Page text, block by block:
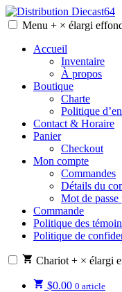
Skip
to
Distribution Diecast64
Une passion, un mode de
Menu + × élargi
Accueil
Inventaire
À propos
Boutique
Charte
Politique
Contact & Horaire
Panier
Checkout
Mon compte
Commandes
Détails du
Mot de passe
Commande
Politique des
Politique de
Chariot + × élargi
$0.00 0 article